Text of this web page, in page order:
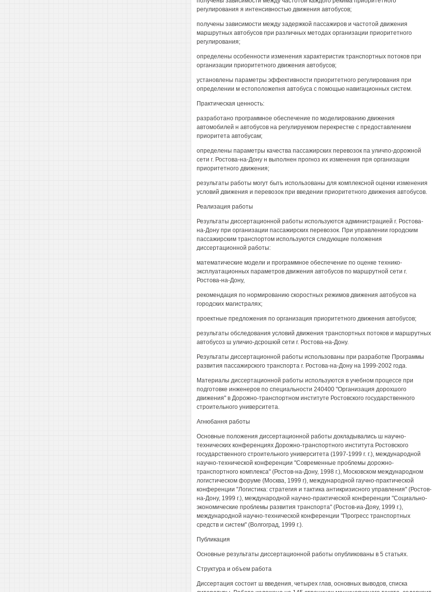
регулирования я интенсивностью движения автобусов;
получены зависимости между задержкой пассажиров и частотой движения
маршрутных автобусов при различных методах организации приоритетного
регулирования;
определены особенности изменения характеристик транспортных потоков при
организации приоритетного движения автобусов;
установлены параметры эффективности приоритетного регулирования при
определении м естоположепня автобуса с помощью навигационных систем.
Практическая ценность:
разработано программное обеспечение по моделированию движения
автомобилей н автобусов на регулируемом перекрестке с предоставлением
приоритета автобусам;
определены параметры качества пассажирских перевозок па уличпо-дорожной
сети г. Ростова-на-Дону н выполнен прогноз их изменения пря организации
приоритетного движения;
результаты работы могут бьпъ использованы для комплексной оценки изменения
условий движения и перевозок при введении приоритетного движения автобусов.
Реализация работы
Результаты диссертационной работы используются администрацией г. Ростова-
на-Дону при организации пассажирских перевозок. При управлении городским
пассажирским транспортом используются следующие положения
диссертационной работы:
математические модели и программное обеспечение по оценке технико-
эксплуатационных параметров движения автобусов по маршрутной сети г.
Ростова-на-Дону,
рекомендация по нормированию скоростных режимов движения автобусов на
городских магистралях;
проектные предложения по организация приоритетного движения автобусов;
результаты обследования условий движения транспортных потоков и маршрутных
автобусоз ш уличио-дсрошюй сети г. Ростова-на-Дону.
Результаты диссертационной работы использованы при разработке Программы
развития пассажирского транспорта г. Ростова-на-Дону на 1999-2002 года.
Материалы диссертационной работы используются в учебном процессе при
подготовке инженеров по специальности 240400 "Организация дорохшого
движения" в Дорожно-транспортном институте Ростовского государственного
строительного университета.
Агнюбання работы
Основные положения диссертационной работы докладывались ш научно-
технических конференциях Дорожно-транспортного института Ростовского
государственного строительного университета (1997-1999 г. г.), международной
научно-технической конференции "Современные проблемы дорожно-
транспортного комплекса" (Ростов-на-Дону, 1998 г.), Московском международном
логистическом форуме (Москва, 1999 г), международной гаучно-практической
конференции "Логистика: стратегия и тактика антикризисного управления" (Ростов-
на-Дону, 1999 г.), международной научно-практической конференции "Социально-
экономические проблемы развития транспорта" (Ростов-иа-Дояу, 1999 г.),
международной научно-технической конференции "Прогресс транспортных
средств и систем" (Волгоград, 1999 г.).
Публикация
Основные результаты диссертационной работы опубликованы в 5 статьях.
Структура и объем работа
Диссертация состоит ш введения, четырех глав, основных выводов, списка